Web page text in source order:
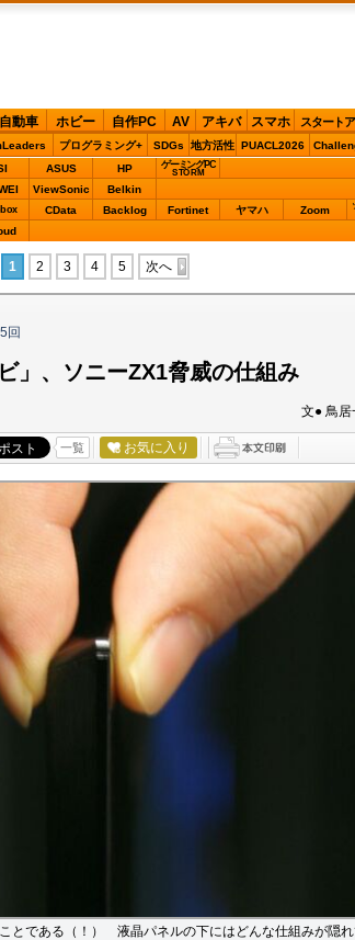
自動車 ホビー 自作PC AV アキバ スマホ スタート
プログラミング+ SDGs 地方活性 PUACL2026
ASUS HP ゲーミングPC
STORM
ViewSonic Belkin
CData Backlog Fortinet ヤマハ Zoom
1 2 3 4 5 次へ
回
」、ソニーZX1脅威の仕組み
文● 鳥居
一覧 お気に入り
とである（！） 液晶パネルの下にはどんな仕組みが隠